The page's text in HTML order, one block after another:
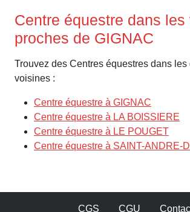
Centre équestre dans les
proches de GIGNAC
Trouvez des Centres équestres dans les
voisines :
Centre équestre à GIGNAC
Centre équestre à LA BOISSIERE
Centre équestre à LE POUGET
Centre équestre à SAINT-ANDRE-
CGS CGU